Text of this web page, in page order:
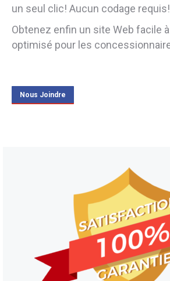
un seul clic! Aucun codage requis!
Obtenez enfin un site Web facile
optimisé pour les
Nous Joindre